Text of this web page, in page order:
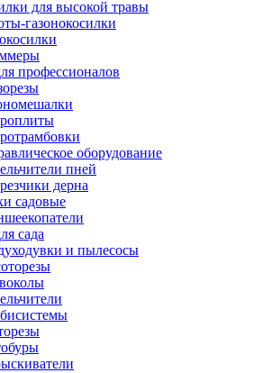
для высокой травы
газонокосилки
профессионалов
оборудование
пней
дерна
садовые
сада
и пылесосы